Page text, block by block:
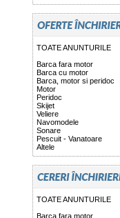
TOATE ANUNTURILE
Barca fara motor
Barca cu motor
Barca, motor si peridoc
Motor
Peridoc
Skijet
Veliere
Navomodele
Sonare
Pescuit - Vanatoare
Altele
TOATE ANUNTURILE
Barca fara motor